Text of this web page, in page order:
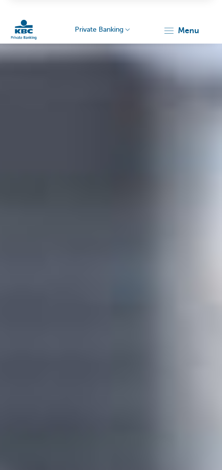
Private Banking menu